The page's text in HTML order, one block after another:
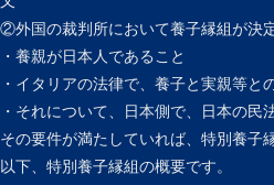
②外国の裁判所において養子縁組が決
・養親が日本人であること
・イタリアの法律で、養子と実親等
・それについて、日本側で、日本の民
その要件が満たしていれば、特別養子
以下、特別養子縁組の概要です。